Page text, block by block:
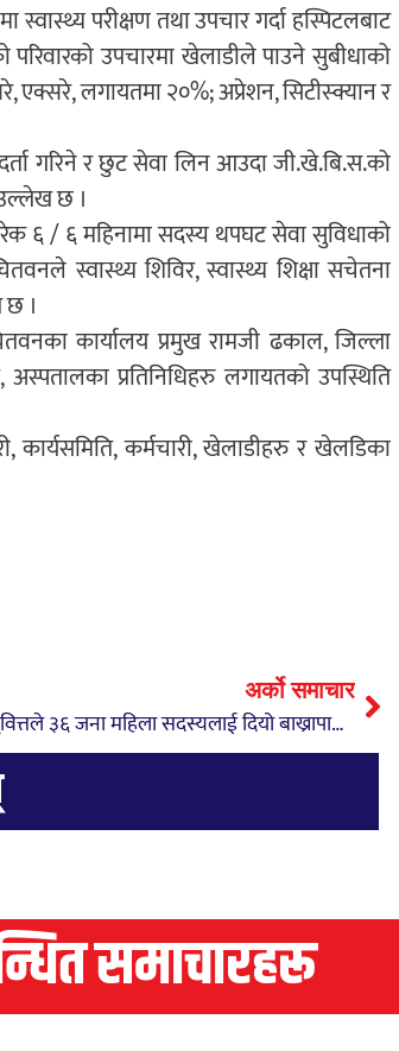
स्वास्थ्य परीक्षण तथा उपचार गर्दा हस्पिटलबाट
उपचारमा खेलाडीले पाउने सुबीधाको
एक्सरे, लगायतमा २०%; अप्रेशन, सिटीस्क्यान र
गरिने र छुट सेवा लिन आउदा जी.खे.बि.स.को
छ ।
६ / ६ महिनामा सदस्य थपघट सेवा सुविधाको
स्वास्थ्य शिविर, स्वास्थ्य शिक्षा सचेतना
।
कार्यालय प्रमुख रामजी ढकाल, जिल्ला
प्रतिनिधिहरु लगायतको उपस्थिति
कर्मचारी, खेलाडीहरु र खेलडिका
अर्को समाचार
स्वावलम्बन लघुवित्तले ३६ जना महिला सदस्यलाई दियो बाख्रापालन सम्बन्धी तालिम
समाचारहरू